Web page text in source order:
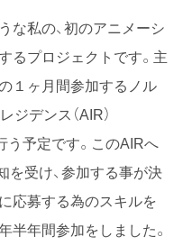
な私の、初のアニメーシ
るプロジェクトです。主
１ヶ月間参加するノル
ジデンス（AIR）
予定です。このAIRへ
を受け、参加する事が決
応募する為のスキルを
半年間参加をしました。